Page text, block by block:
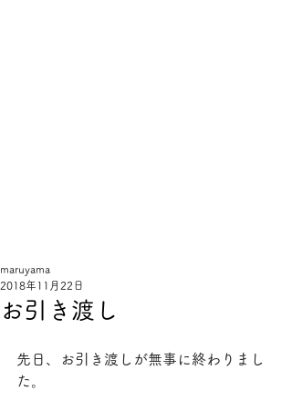
お引き渡し
maruyama
2018年11月22日
先日、お引き渡しが無事に終わりまし
た。